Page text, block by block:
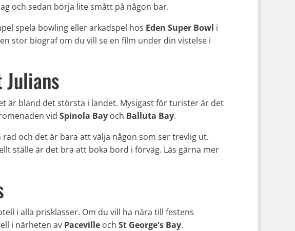
och sedan börja lite smått på någon bar.
spela bowling eller arkadspel hos Eden Super Bowl i
stor biograf om du vill se en film under din vistelse i
är bland det största i landet. Mysigast för turister är det
vidSpinola Bay och Balluta Bay.
och det är bara att välja någon som ser trevlig ut.
ställe är det bra att boka bord i förväg. Läs gärna mer
i alla prisklasser. Om du vill ha nära till festens
i närheten av Paceville ochSt George's Bay.